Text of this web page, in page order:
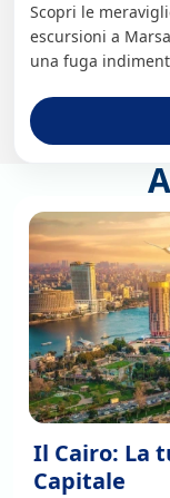
Scopri le
escursioni a
una fuga
Il Cairo: La
Capitale